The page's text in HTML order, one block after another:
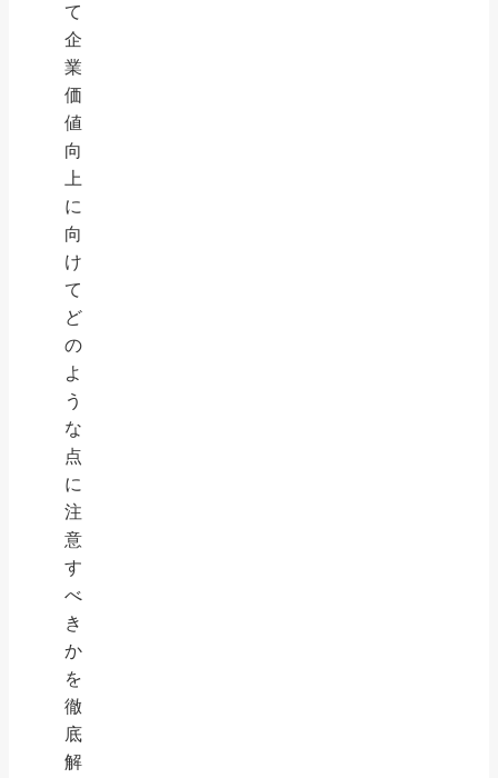
て
企
業
価
値
向
上
に
向
け
て
ど
の
よ
う
な
点
に
注
意
す
べ
き
か
を
徹
底
解